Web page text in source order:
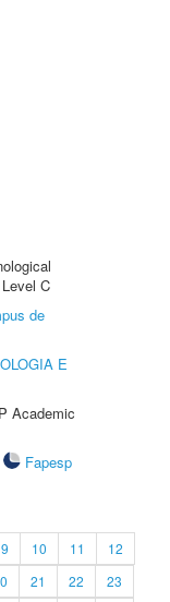
C
de
E
Academic
Fapesp
9 10 11
12
21 22
23